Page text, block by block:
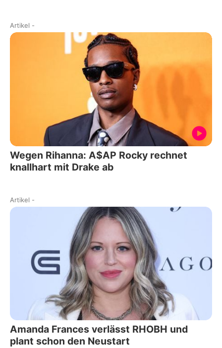
Artikel -
Wegen Rihanna: A$AP Rocky rechnet
knallhart mit Drake ab
Artikel -
Amanda Frances verlässt RHOBH und
plant schon den Neustart